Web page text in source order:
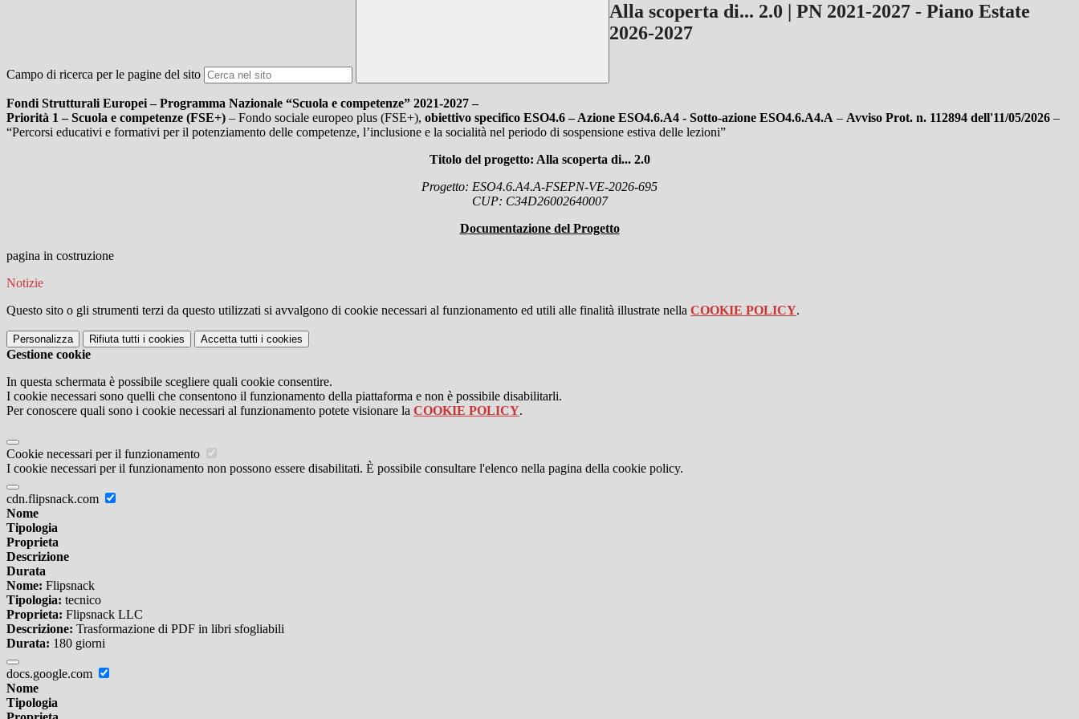
Campo di ricerca per le pagine del sito
Alla scoperta di... 2.0 | PN 2021-2027 - Piano Estate
2026-2027
Fondi Strutturali Europei – Programma Nazionale “Scuola e competenze” 2021-2027 –
Priorità 1 – Scuola e competenze (FSE+) – Fondo sociale europeo plus (FSE+), obiettivo specifico ESO4.6 – Azione ESO4.6.A4 - Sotto-azione ESO4.6.A4.A – Avviso Prot. n. 112894 dell'11/05/2026 –
“Percorsi educativi e formativi per il potenziamento delle competenze, l’inclusione e la socialità nel periodo di sospensione estiva delle lezioni”
Titolo del progetto: Alla scoperta di... 2.0
Progetto: ESO4.6.A4.A-FSEPN-VE-2026-695
CUP: C34D26002640007
Documentazione del Progetto
pagina in costruzione
Notizie
Questo sito o gli strumenti terzi da questo utilizzati si avvalgono di cookie necessari al funzionamento ed utili alle finalità illustrate nella COOKIE POLICY.
Personalizza Rifiuta tutti i cookies Accetta tutti i cookies
Gestione cookie
In questa schermata è possibile scegliere quali cookie consentire.
I cookie necessari sono quelli che consentono il funzionamento della piattaforma e non è possibile disabilitarli.
Per conoscere quali sono i cookie necessari al funzionamento potete visionare la COOKIE POLICY.
Cookie necessari per il funzionamento
I cookie necessari per il funzionamento non possono essere disabilitati. È possibile consultare l'elenco nella pagina della cookie policy.
cdn.flipsnack.com
Nome
Tipologia
Proprieta
Descrizione
Durata
Nome: Flipsnack
Tipologia: tecnico
Proprieta: Flipsnack LLC
Descrizione: Trasformazione di PDF in libri sfogliabili
Durata: 180 giorni
docs.google.com
Nome
Tipologia